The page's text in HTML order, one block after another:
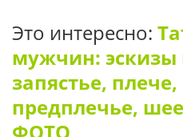
Это интересно:
мужчин: эскизы
запястье, плече,
предплечье,